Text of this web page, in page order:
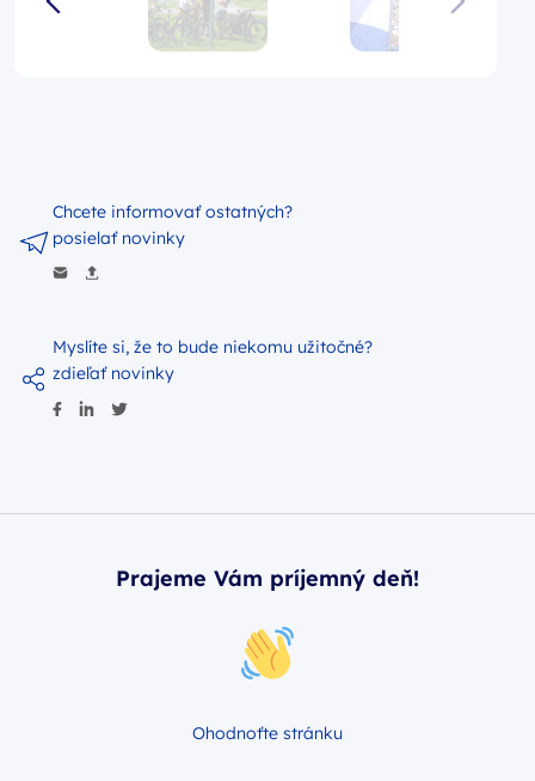
Myslíte si, že to bude niekomu užitočné?
zdieľať novinky
Chcete informovať ostatných?
posielať novinky
Prajeme Vám príjemný deň!
Ohodnoťte stránku